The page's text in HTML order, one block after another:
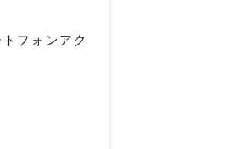
フォンアク